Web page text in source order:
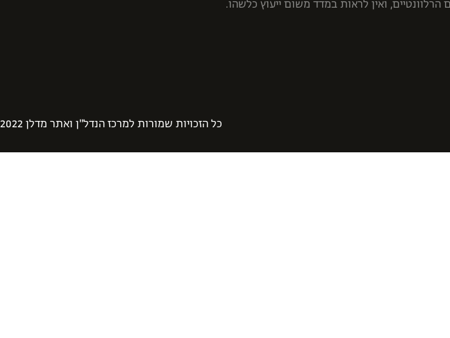
ואין לראות במדד משום ייעוץ כלשהו.
כל הזכויות שמורות למרכז הנדל"ן ואתר מדלן 2022